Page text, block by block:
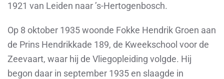
1921 van Leiden naar ’s-Hertogenbosch.
Op 8 oktober 1935 woonde Fokke Hendrik Groen aan
de Prins Hendrikkade 189, de Kweekschool voor de
Zeevaart, waar hij de Vliegopleiding volgde. Hij
begon daar in september 1935 en slaagde in